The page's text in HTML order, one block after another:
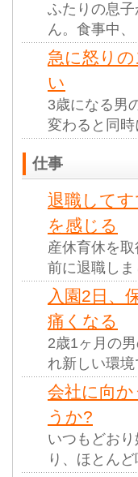
ふたりの息
ん。食事中
急に怒り
い
3歳になる男
変わると同
仕事
退職して
を感じる
産休育休を
前に退職し
入園2日、
痛くなる
2歳1ヶ月の
れ新しい環
会社に向
うか?
いつもどお
り、ほとん